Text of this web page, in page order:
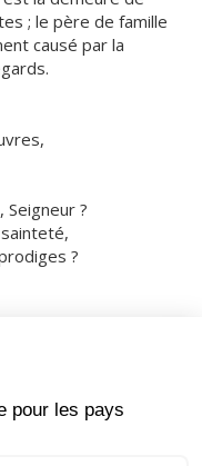
; le père de famille
causé par la
?
?